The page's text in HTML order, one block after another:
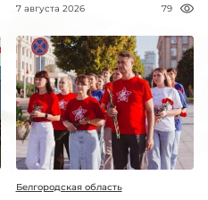
7 августа 2026 79
Белгородская область